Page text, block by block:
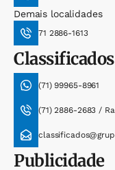
Demais localidades
71 2886-1613
Classificados
(71) 99965-8961
(71) 2886-2683 /
Publicidade